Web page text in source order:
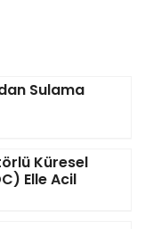
Sulama
Küresel
Elle Acil